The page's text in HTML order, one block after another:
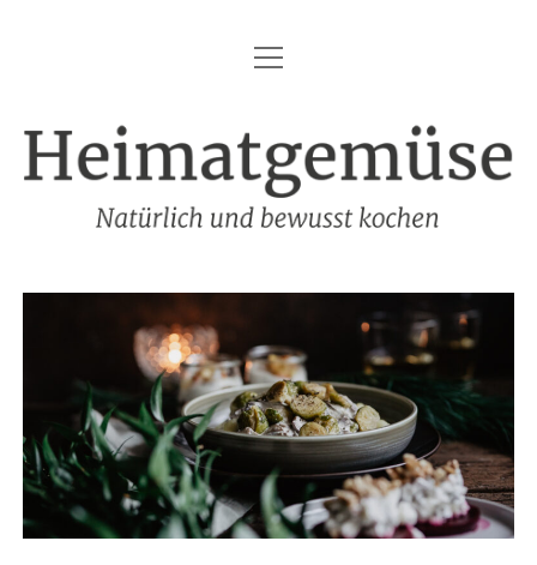
HEIMATGEMÜSE
DAS KOCHBUCH
FOODFOTOGRAFIE
REZEPTE
IMPRESSUM
DATENSCHUTZ
facebook
pinterestinstagram
amazon
E-
Menü
öffnen
Heimatgemüse